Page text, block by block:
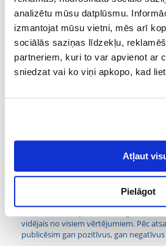
analizētu mūsu datplūsmu.
izmantojat mūsu vietni, mēs arī
sociālās saziņas līdzekļu,
partneriem, kuri to var apvienot ar
sniedzat vai ko viņi apkopo, kad
Atļaut
Pielāgot
iedarbība uz ādu.
Parametri
SUGA: Kucēniem
TILPUMS (ML): 200
PRODUCENT: BENEK
Kucēniem
Kādi ir produktu vērtēšanas
vidējais no visiem vērtējumiem. Pēc
publicēsim gan pozitīvus, gan